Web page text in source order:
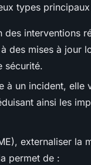
types
des interventions
des mises à jour
sécurité.
à un incident, elle
ainsi les
externaliser la
permet de :